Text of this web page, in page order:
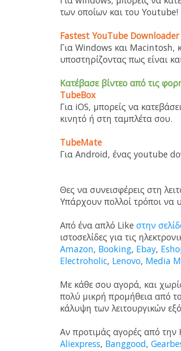
των οποίων και του Youtube!
Fastest YouTube Downloader
Για Windows και Macintosh,
υποστηρίζοντας πως είναι
Κατέβασε βίντεο από τις
TubeBox
Για iOS, μπορείς να
κινητό ή στη ταμπλέτα σου.
TubeMate
Για Android, ένας youtube
Θες να συνεισφέρεις στη
Υπάρχουν πολλοί τρόποι να
Από ένα απλό Like στην
ιστοσελίδες για τις
Amazon, Booking, Ebay,
Electroholic, Lenovo, Media
Με κάθε σου αγορά, και
πολύ μικρή προμήθεια από
κάλυψη των λειτουργικών
Αν προτιμάς αγορές από
Aliexpress, Banggood,